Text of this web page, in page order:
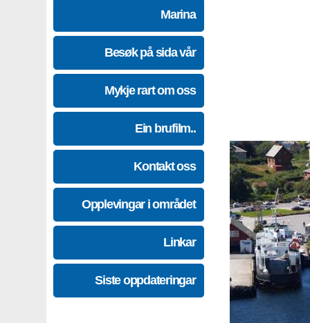
Marina
Besøk på sida vår
Mykje rart om oss
Ein brufilm..
Kontakt oss
Opplevingar i området
Linkar
Siste oppdateringar